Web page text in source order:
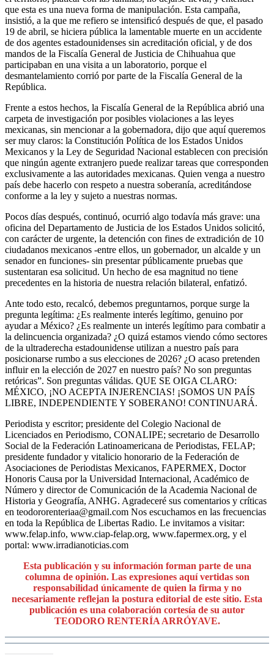
que esta es una nueva forma de manipulación. Esta campaña,
insistió, a la que me refiero se intensificó después de que, el pasado
19 de abril, se hiciera pública la lamentable muerte en un accidente
de dos agentes estadounidenses sin acreditación oficial, y de dos
mandos de la Fiscalía General de Justicia de Chihuahua que
participaban en una visita a un laboratorio, porque el
desmantelamiento corrió por parte de la Fiscalía General de la
República.
Frente a estos hechos, la Fiscalía General de la República abrió una
carpeta de investigación por posibles violaciones a las leyes
mexicanas, sin mencionar a la gobernadora, dijo que aquí queremos
ser muy claros: la Constitución Política de los Estados Unidos
Mexicanos y la Ley de Seguridad Nacional establecen con precisión
que ningún agente extranjero puede realizar tareas que corresponden
exclusivamente a las autoridades mexicanas. Quien venga a nuestro
país debe hacerlo con respeto a nuestra soberanía, acreditándose
conforme a la ley y sujeto a nuestras normas.
Pocos días después, continuó, ocurrió algo todavía más grave: una
oficina del Departamento de Justicia de los Estados Unidos solicitó,
con carácter de urgente, la detención con fines de extradición de 10
ciudadanos mexicanos -entre ellos, un gobernador, un alcalde y un
senador en funciones- sin presentar públicamente pruebas que
sustentaran esa solicitud. Un hecho de esa magnitud no tiene
precedentes en la historia de nuestra relación bilateral, enfatizó.
Ante todo esto, recalcó, debemos preguntarnos, porque surge la
pregunta legítima: ¿Es realmente interés legítimo, genuino por
ayudar a México? ¿Es realmente un interés legítimo para combatir a
la delincuencia organizada? ¿O quizá estamos viendo cómo sectores
de la ultraderecha estadounidense utilizan a nuestro país para
posicionarse rumbo a sus elecciones de 2026? ¿O acaso pretenden
influir en la elección de 2027 en nuestro país? No son preguntas
retóricas”. Son preguntas válidas. QUE SE OIGA CLARO:
MÉXICO, ¡NO ACEPTA INJERENCIAS! ¡SOMOS UN PAÍS
LIBRE, INDEPENDIENTE Y SOBERANO! CONTINUARÁ.
Periodista y escritor; presidente del Colegio Nacional de
Licenciados en Periodismo, CONALIPE; secretario de Desarrollo
Social de la Federación Latinoamericana de Periodistas, FELAP;
presidente fundador y vitalicio honorario de la Federación de
Asociaciones de Periodistas Mexicanos, FAPERMEX, Doctor
Honoris Causa por la Universidad Internacional, Académico de
Número y director de Comunicación de la Academia Nacional de
Historia y Geografía, ANHG. Agradeceré sus comentarios y críticas
en teodororenteriaa@gmail.com Nos escuchamos en las frecuencias
en toda la República de Libertas Radio. Le invitamos a visitar:
www.felap.info, www.ciap-felap.org, www.fapermex.org, y el
portal: www.irradianoticias.com
Esta publicación y su información forman parte de una
columna de opinión. Las expresiones aquí vertidas son
responsabilidad únicamente de quien la firma y no
necesariamente reflejan la postura editorial de este sitio. Esta
publicación es una colaboración cortesía de su autor
TEODORO RENTERÍA ARRÓYAVE.